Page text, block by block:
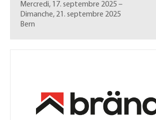
Mercredi, 17. septembre 2025 –
Dimanche, 21. septembre 2025
Bern